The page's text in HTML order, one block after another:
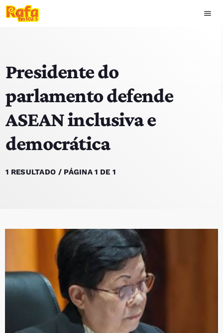
menu
play_arrow OUVIR RAFA
HOME
NOTÍCIAS
EQUIPA
PROGRAMAS
EVENTOS
CONTACTOS
Presidente do
parlamento defende
ASEAN inclusiva e
democrática
1 RESULTADO / PÁGINA 1 DE 1